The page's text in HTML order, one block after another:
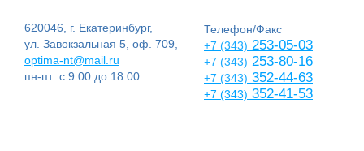
620046, г. Екатеринбург,
ул. Завокзальная 5, оф. 709,
optima-nt@mail.ru
пн-пт: с 9:00 до 18:00
Телефон/Факс
+7 (343) 253-05-03
+7 (343) 253-80-16
+7 (343) 352-44-63
+7 (343) 352-41-53